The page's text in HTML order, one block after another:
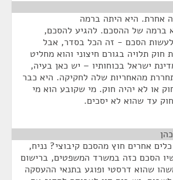
אחרת. היא היתה ברמה
ברמה של ההסכם. להגיע להסכם,
הסכם - זה הכל בסדר, אבל
תלויה בגורם חיצוני והוא מחליט
ישראל בכוחותיו – יש כאן בעיה,
מהאחריות שלה לחקיקה. היא כבר
או לא יהיה חוק. מי שקובע הוא מי
עד שהוא לא יסכים.
אחרים חוץ מהסכם קיבוצי? נניח,
הסכם כזה במשרד המשפטים, ברישום
שהוא דרסטי ופוגע בתנאי ההעסקה